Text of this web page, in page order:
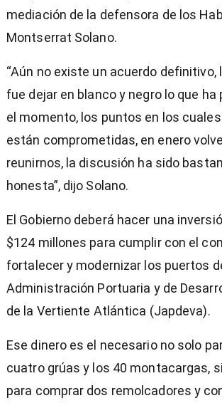
mediación de la defensora de los
Montserrat Solano.
“Aún no existe un acuerdo definitivo,
fue dejar en blanco y negro lo que
el momento, los puntos en los
están comprometidas, en enero
reunirnos, la discusión ha sido
honesta”, dijo Solano.
El Gobierno deberá hacer una
$124 millones para cumplir con el
fortalecer y modernizar los puertos
Administración Portuaria y de
de la Vertiente Atlántica (Japdeva).
Ese dinero es el necesario no solo
cuatro grúas y los 40 montacargas,
para comprar dos remolcadores y